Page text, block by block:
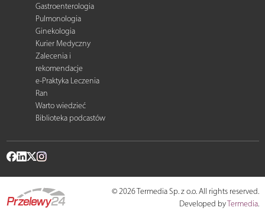
Gastroenterologia
Pulmonologia
Ginekologia
Kurier Medyczny
Zalecenia i
rekomendacje
e-Praktyka Leczenia
Ran
Warto wiedzieć
Biblioteka podcastów
© 2026 Termedia Sp. z o.o. All rights reserved.
Developed byTermedia.